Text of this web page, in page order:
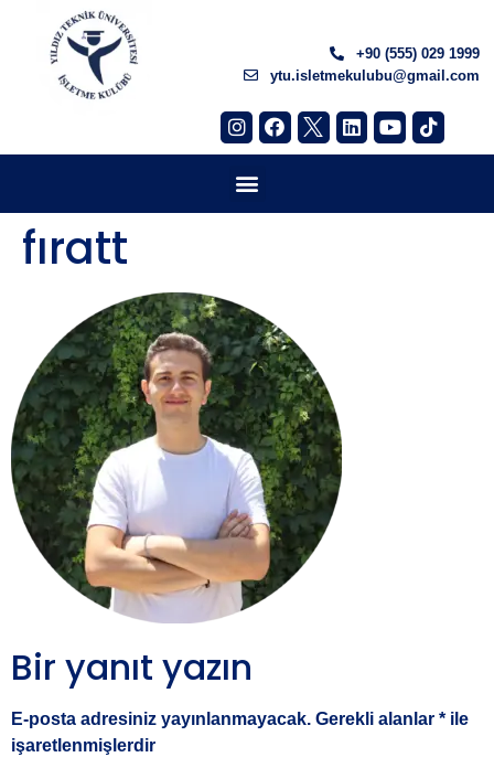
+90 (555) 029 1999
ytu.isletmekulubu@gmail.com
fıratt
Bir yanıt yazın
E-posta adresiniz yayınlanmayacak. Gerekli alanlar * ile
işaretlenmişlerdir